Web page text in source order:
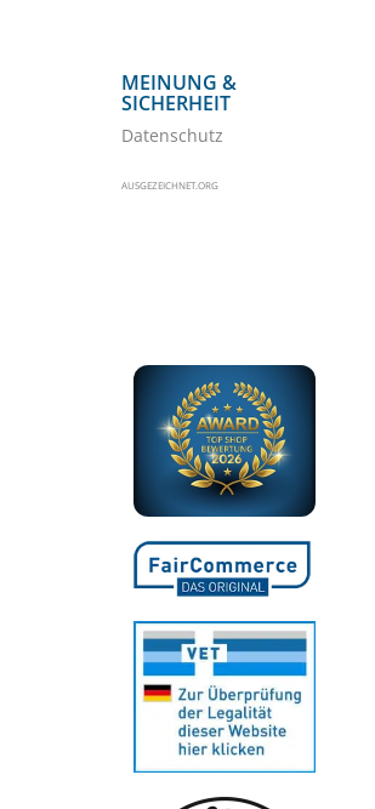
MEINUNG &
SICHERHEIT
Datenschutz
AUSGEZEICHNET.ORG